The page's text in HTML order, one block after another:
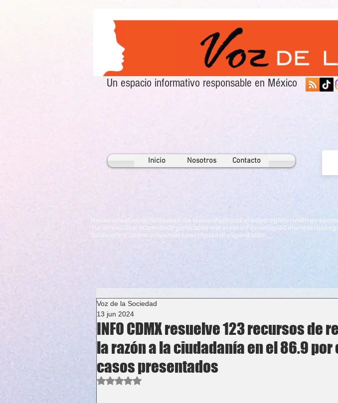
Un espacio informativo responsable en México
Inicio Nosotros Contacto
Estados Legislativo
Organizaciones Forestal TecnologíaColumnistas
Sindicatos
Cooperativismo Espectáculos Religión Estilo
INFO CDMX resuelve 123 recursos de
la razón a la ciudadanía en el 86.9
casos presentados
Voz de la Sociedad
13 jun 2024
Obtuvo NaN de 5 estrellas.